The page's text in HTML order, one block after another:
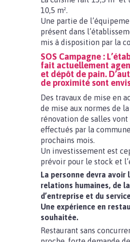
10,5 m².
Une partie de
présent dans
mis à disposition par la
SOS Campagne :
fait actuellement
et dépôt de pain.
de proximité sont
Des travaux de mise en
de mise aux normes de
rénovation de salles vont
effectués par la
prochains mois.
Un investissement est
prévoir pour le stock et
La personne devra avoir
relations humaines, de
d’entreprise et du
Une expérience en
souhaitée.
Restaurant sans